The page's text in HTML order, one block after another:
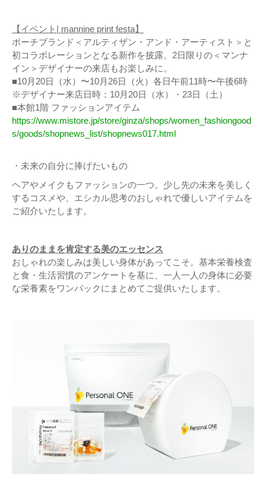
【イベント| mannine print festa】
ポーチブランド＜アルティザン・アンド・アーティスト＞と
初コラボレーションとなる新作を披露。2日限りの＜マンナ
イン＞デザイナーの来店もお楽しみに。
■10月20日（水）〜10月26日（火）各日午前11時〜午後6時
※デザイナー来店日時：10月20日（水）・23日（土）
■本館1階 ファッションアイテム
https://www.mistore.jp/store/ginza/shops/women_fashiongood
s/goods/shopnews_list/shopnews017.html
・未来の自分に捧げたいもの
ヘアやメイクもファッションの一つ。少し先の未来を美しく
するコスメや、エシカル思考のおしゃれで優しいアイテムを
ご紹介いたします。
ありのままを肯定する美のエッセンス
おしゃれの楽しみは美しい身体があってこそ。基本栄養検査
と食・生活習慣のアンケートを基に、一人一人の身体に必要
な栄養素をワンパックにまとめてご提供いたします。